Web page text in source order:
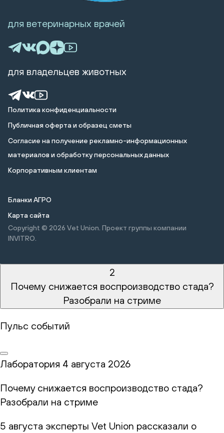
Политика конфиденциальности
Публичная оферта и образец сметы
Cогласие на получение рекламно-информационных
материалов и обработку персональных данных
Корпоративным клиентам
Бланки АГРО
Карта сайта
Copyright © 2026 Vet Union. Проект группы компании
INVITRO.
для ветеринарных врачей
для владельцев животных
2
Почему снижается воспроизводство стада?
Разобрали на стриме
Пульс событий
Лаборатория 4 августа 2026
Почему снижается воспроизводство стада?
Разобрали на стриме
5 августа эксперты Vet Union рассказали о